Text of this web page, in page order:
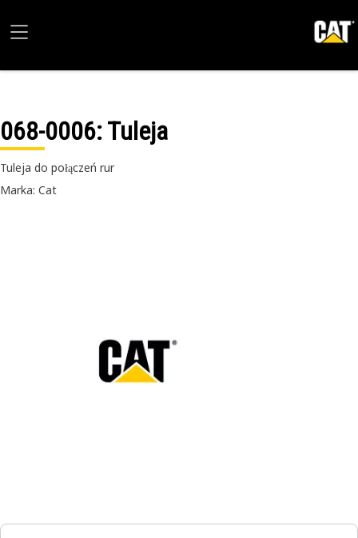
068-0006: Tuleja
Tuleja do połączeń rur
Marka: Cat